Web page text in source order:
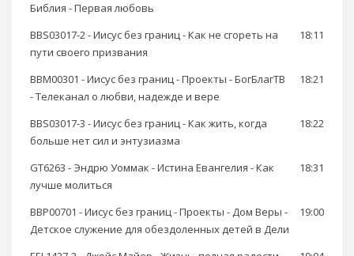
Библия - Первая любовь
BBS03017-2 - Иисус без границ - Как не сгореть на
пути своего призвания
18:11
BBM00301 - Иисус без границ - Проекты - БогБлагТВ
- Телеканал о любви, надежде и вере
18:21
BBS03017-3 - Иисус без границ - Как жить, когда
больше нет сил и энтузиазма
18:22
GT6263 - Эндрю Уоммак - Истина Евангелия - Как
лучше молиться
18:31
BBP00701 - Иисус без границ - Проекты - Дом Веры -
Детское служение для обездоленных детей в Дели
19:00